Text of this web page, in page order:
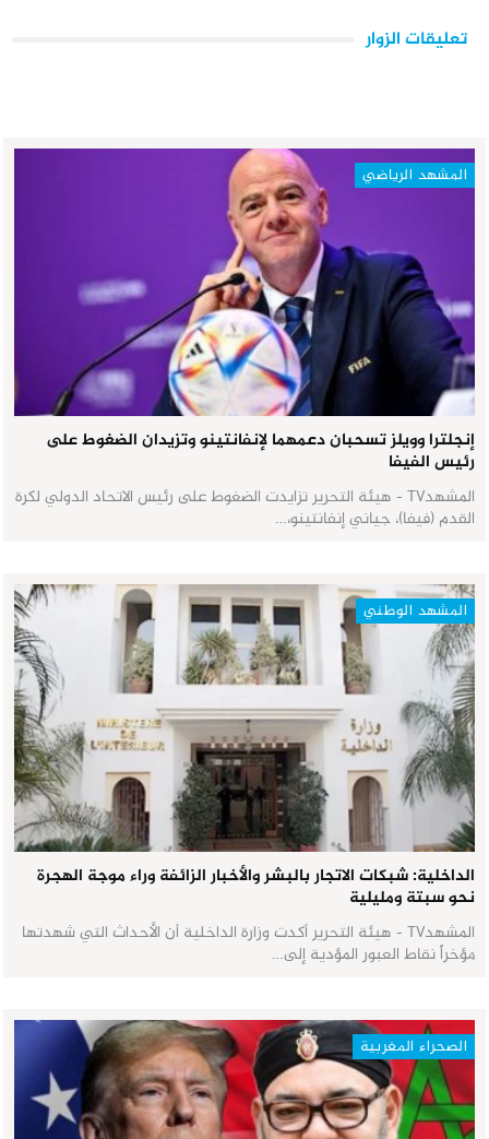
تعليقات الزوار
المشهد الرياضي
إنجلترا وويلز تسحبان دعمهما لإنفانتينو وتزيدان الضغوط على
رئيس الفيفا
المشهدTV - هيئة التحرير تزايدت الضغوط على رئيس الاتحاد الدولي لكرة
القدم (فيفا)، جياني إنفانتينو،…
المشهد الوطني
الداخلية: شبكات الاتجار بالبشر والأخبار الزائفة وراء موجة الهجرة
نحو سبتة ومليلية
المشهدTV - هيئة التحرير أكدت وزارة الداخلية أن الأحداث التي شهدتها
مؤخراً نقاط العبور المؤدية إلى…
الصحراء المغربية